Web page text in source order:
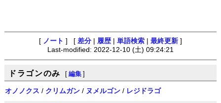
[ ノート ] [ 差分 履歴 単語検索 最終更新 ]
Last-modified: 2022-12-10 (土) 09:24:21
ドラゴンのみ [ 編集 ]
オノノクス / クリムガン / ヌメルゴン / レジドラゴ